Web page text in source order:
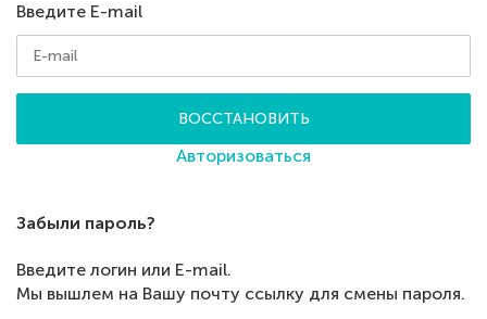
Введите E-mail
ВОССТАНОВИТЬ
Авторизоваться
Забыли пароль?
Введите логин или E-mail.
Мы вышлем на Вашу почту ссылку для смены пароля.